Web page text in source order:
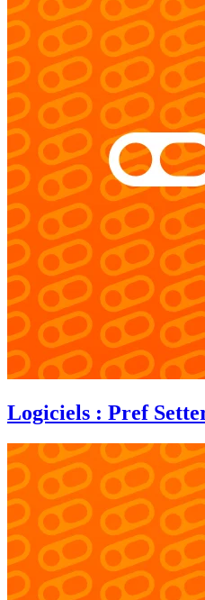
Logiciels : Pref